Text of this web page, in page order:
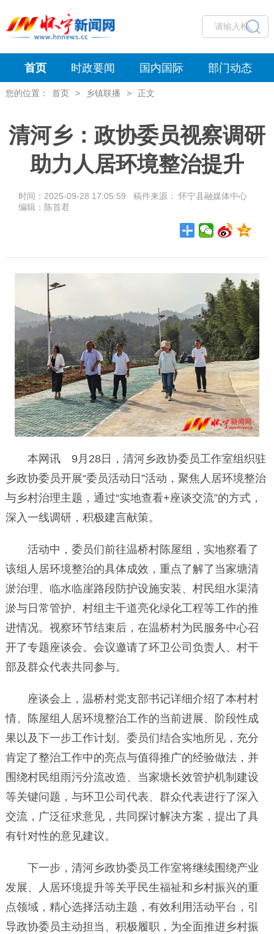
首页 时政要闻 国内国际 部门动态
您的位置： 首页 > 乡镇联播 > 正文
清河乡：政协委员视察调研
助力人居环境整治提升
时间：2025-09-28 17:05:59 稿件来源： 怀宁县融媒体中心
编辑：陈首君
本网讯 9月28日，清河乡政协委员工作室组织驻
乡政协委员开展“委员活动日”活动，聚焦人居环境整治
与乡村治理主题，通过“实地查看+座谈交流”的方式，
深入一线调研，积极建言献策。
活动中，委员们前往温桥村陈屋组，实地察看了
该组人居环境整治的具体成效，重点了解了当家塘清
淤治理、临水临崖路段防护设施安装、村民组水渠清
淤与日常管护、村组主干道亮化绿化工程等工作的推
进情况。视察环节结束后，在温桥村为民服务中心召
开了专题座谈会。会议邀请了环卫公司负责人、村干
部及群众代表共同参与。
座谈会上，温桥村党支部书记详细介绍了本村村
情、陈屋组人居环境整治工作的当前进展、阶段性成
果以及下一步工作计划。委员们结合实地所见，充分
肯定了整治工作中的亮点与值得推广的经验做法，并
围绕村民组雨污分流改造、当家塘长效管护机制建设
等关键问题，与环卫公司代表、群众代表进行了深入
交流，广泛征求意见，共同探讨解决方案，提出了具
有针对性的意见建议。
下一步，清河乡政协委员工作室将继续围绕产业
发展、人居环境提升等关乎民生福祉和乡村振兴的重
点领域，精心选择活动主题，有效利用活动平台，引
导政协委员主动担当、积极履职，为全面推进乡村振